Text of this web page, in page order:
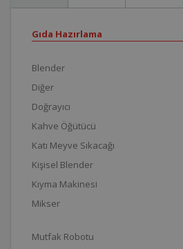
Gıda Hazırlama
Blender
Diğer
Doğrayıcı
Kahve Öğütücü
Katı Meyve Sıkacağı
Kişisel Blender
Kıyma Makinesi
Mikser
Mutfak Robotu